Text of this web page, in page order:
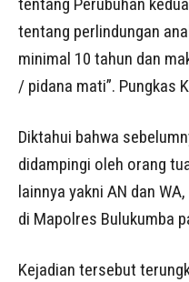
tentang Perubuhan
tentang perlindungan
minimal 10 tahun dan
/ pidana mati”. Pungkas
Diktahui bahwa
didampingi oleh orang
lainnya yakni AN dan
di Mapolres Bulukumba
Kejadian tersebut